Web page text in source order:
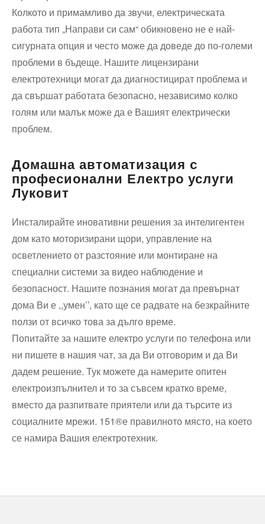
Колкото и примамливо да звучи, електрическата
работа тип „Направи си сам“ обикновено не е най-
сигурната опция и често може да доведе до по-големи
проблеми в бъдеще. Нашите лицензирани
електротехници могат да диагностицират проблема и
да свършат работата безопасно, независимо колко
голям или малък може да е Вашият електрически
проблем.
Домашна автоматизация с
професионални Електро услуги
Луковит
Инсталирайте иновативни решения за интелигентен
дом като моторизирани щори, управление на
осветлението от разстояние или монтиране на
специални системи за видео наблюдение и
безопасност. Нашите познания могат да превърнат
дома Ви е ,,умен’’, като ще се радвате на безкрайните
ползи от всичко това за дълго време.
Попитайте за нашите електро услуги по телефона или
ни пишете в нашия чат, за да Ви отговорим и да Ви
дадем решение. Тук можете да намерите опитен
електроизпълнител и то за съвсем кратко време,
вместо да разпитвате приятели или да търсите из
социалните мрежи. 151®е правилното място, на което
се намира Вашия електротехник.